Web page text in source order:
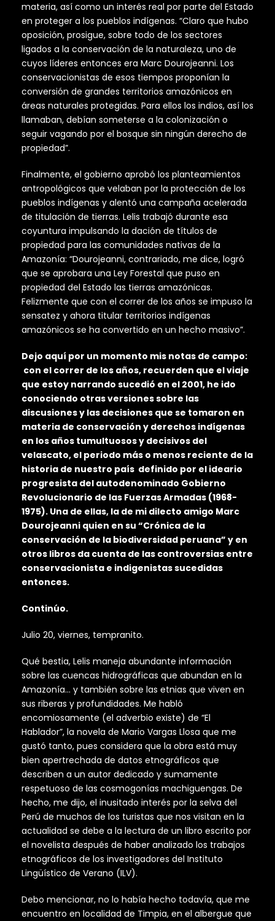
materia, así como un interés real por parte del Estado
en proteger a los pueblos indígenas. “Claro que hubo
oposición, prosigue, sobre todo de los sectores
ligados a la conservación de la naturaleza, uno de
cuyos líderes entonces era Marc Dourojeanni. Los
conservacionistas de esos tiempos proponían la
conversión de grandes territorios amazónicos en
áreas naturales protegidas. Para ellos los indios, así los
llamaban, debían someterse a la colonización o
seguir vagando por el bosque sin ningún derecho de
propiedad”.
Finalmente, el gobierno aprobó los planteamientos
antropológicos que velaban por la protección de los
pueblos indígenas y alentó una campaña acelerada
de titulación de tierras. Lelis trabajó durante esa
coyuntura impulsando la dación de títulos de
propiedad para las comunidades nativas de la
Amazonía: “Dourojeanni, contrariado, me dice, logró
que se aprobara una Ley Forestal que puso en
propiedad del Estado las tierras amazónicas.
Felizmente que con el correr de los años se impuso la
sensatez y ahora titular territorios indígenas
amazónicos se ha convertido en un hecho masivo”.
Dejo aquí por un momento mis notas de campo:
con el correr de los años, recuerden que el viaje
que estoy narrando sucedió en el 2001, he ido
conociendo otras versiones sobre las
discusiones y las decisiones que se tomaron en
materia de conservación y derechos indígenas
en los años tumultuosos y decisivos del
velascato, el periodo más o menos reciente de la
historia de nuestro país definido por el ideario
progresista del autodenominado Gobierno
Revolucionario de las Fuerzas Armadas (1968-
1975). Una de ellas, la de mi dilecto amigo Marc
Dourojeanni quien en su “Crónica de la
conservación de la biodiversidad peruana” y en
otros libros da cuenta de las controversias entre
conservacionista e indigenistas sucedidas
entonces.
Continúo.
Julio 20, viernes, tempranito.
Qué bestia, Lelis maneja abundante información
sobre las cuencas hidrográficas que abundan en la
Amazonía… y también sobre las etnias que viven en
sus riberas y profundidades. Me habló
encomiosamente (el adverbio existe) de “El
Hablador”, la novela de Mario Vargas Llosa que me
gustó tanto, pues considera que la obra está muy
bien apertrechada de datos etnográficos que
describen a un autor dedicado y sumamente
respetuoso de las cosmogonías machiguengas. De
hecho, me dijo, el inusitado interés por la selva del
Perú de muchos de los turistas que nos visitan en la
actualidad se debe a la lectura de un libro escrito por
el novelista después de haber analizado los trabajos
etnográficos de los investigadores del Instituto
Lingüístico de Verano (ILV).
Debo mencionar, no lo había hecho todavía, que me
encuentro en localidad de Timpia, en el albergue que